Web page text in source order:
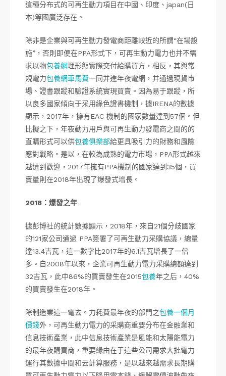
這種分布式的可再生動力項目在中國、印度、japan(日
本)等國廣泛存在。
除非是企業與可再生動力發電商距離較近的所謂“在場設
施”，否則即便在PPA形式下，可再生動力電力也并不需
求以物包養網理形態實際交付給購買方，相反，其與常
規電力包養網車馬費一同并進年夜電網，并通過現貨市
場、證書跟蹤和驗證系統實現買賣。因為易于跟蹤，所
以良多國家傾向于采用綠色證書機制，據IRENA的數據
顯示，2017年，擁有EAC 機制的國家數量達到57個。但
比擬之下，年夜動力用戶與可再生動力發電商之間的的
直購形式可以供包養俱樂部給更具吸引力的財務和風險
應對戰略。是以，在較為成熟的電力市場，PPA形式越來
越遭到歡迎，2017年擁有PPA機制的國家達到35個，買
賣量則在2018年出現了爆發式增長。
2018：爆發之年
據彭博社的統計數據顯示，2018年，來自21個分歧國家
的121家公司通過 PPA簽署了可再生動力采購協議，總量
達13.4吉瓦，這一數字比2017年的6.1吉瓦增長了一倍
多。自2008年以來，企業可再生動力電力采購總額達到
32吉瓦，此中86%的買賣發生在2015包養年之后，40%
的買賣發生在2018年。
除制造業這一電去。力耗費最年夜的部門之包養一個月
價錢外，可再生動力電力的采購商重要分布在金融業和
信息技術產業，此中信息技術產業是風能和太陽能電力
的最年夜購買商，重要緣由在于這些公司需求大批電力
運行其數據中間和云計算服務，是以越來越需求長期購